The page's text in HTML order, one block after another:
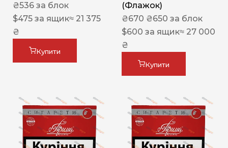
₴536 за блок
$475 за ящик≈ 21 375
₴
Купити
(Флажок)
₴670 ₴650 за блок
$600 за ящик≈ 27 000
₴
Купити